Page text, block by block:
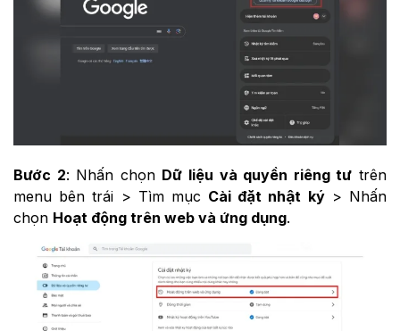
Bước 2: Nhấn chọn Dữ liệu và quyền riêng tư trên
menu bên trái > Tìm mục Cài đặt nhật ký> Nhấn
chọn Hoạt động trên web và ứng dụng.